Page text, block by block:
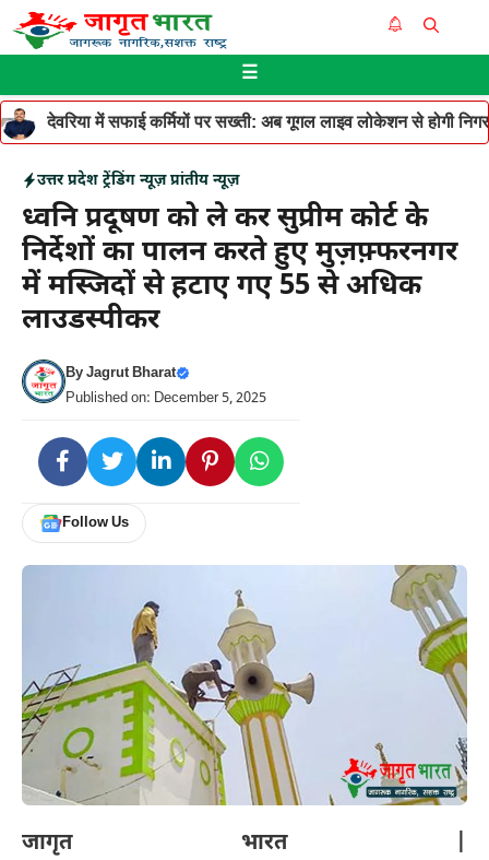
Skip
to
☰
देवरिया में सफाई कर्मियों पर सख्ती: अब गूगल लाइव लोकेशन से होगी
उत्तर प्रदेश ट्रेंडिंग न्यूज़ प्रांतीय न्यूज़
ध्वनि प्रदूषण को ले कर सुप्रीम कोर्ट के
निर्देशों का पालन करते हुए मुज़फ़्फरनगर
में मस्जिदों से हटाए गए 55 से अधिक
लाउडस्पीकर
ByJagrut Bharat
Published on: December 5, 2025
Follow Us
जागृत भारत |